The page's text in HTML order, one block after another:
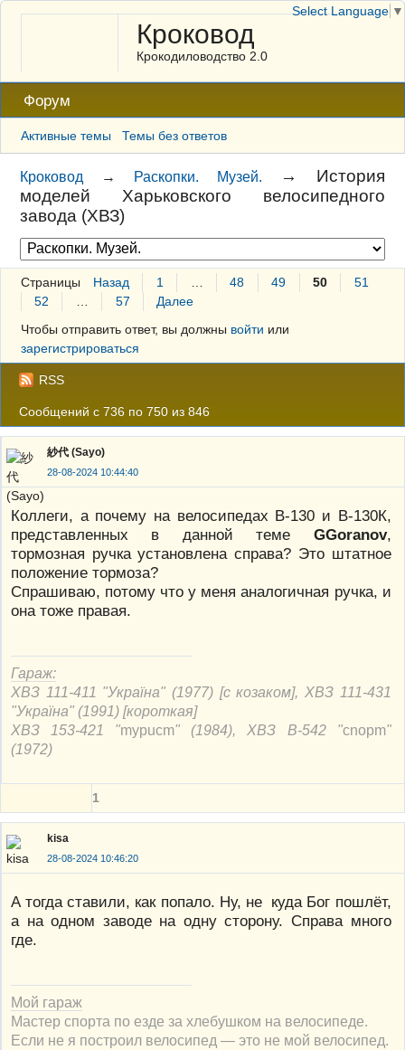
Кроковод
Крокодиловодство 2.0
Форум
Активные темы Темы без ответов
Кроковод → Раскопки. Музей. → История
моделей Харьковского велосипедного
завода (ХВЗ)
Страницы Назад 1 48 49 50
51
52
57
Далее
Чтобы отправить ответ, вы должны войти или
зарегистрироваться
RSS
Сообщений с 736 по 750 из 846
紗代 (Sayo)
28-08-2024 10:44:40
Коллеги, а почему на велосипедах В-130 и В-130К,
представленных в данной теме GGoranov,
тормозная ручка установлена справа? Это штатное
положение тормоза?
Спрашиваю, потому что у меня аналогичная ручка, и
она тоже правая.
Гараж:
ХВЗ 111-411 "Україна" (1977) [с козаком], ХВЗ 111-431
"Україна" (1991) [короткая]
ХВЗ 153-421 "mypucm" (1984), ХВЗ В-542 "cnорm"
(1972)
1
kisa
28-08-2024 10:46:20
А тогда ставили, как попало. Ну, не куда Бог пошлёт,
а на одном заводе на одну сторону. Справа много
где.
Мой гараж
Мастер спорта по езде за хлебушком на велосипеде.
Если не я построил велосипед — это не мой велосипед.
Select Language ▼